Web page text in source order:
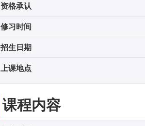
资格承认
修习时间
招生日期
上课地点
课程内容